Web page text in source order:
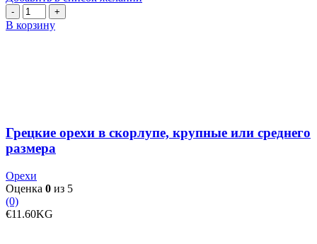
Количество
товара
Грецкие
В корзину
Грецкие орехи в скорлупе, крупные или среднего
размера
Орехи
Оценка 0 из 5
(0)
€11.60KG